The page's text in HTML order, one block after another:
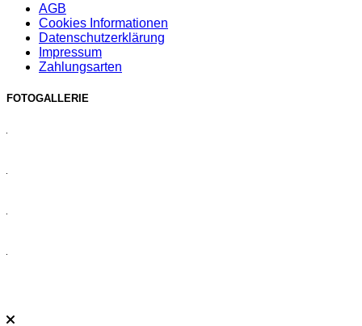
AGB
Cookies Informationen
Datenschutzerklärung
Impressum
Zahlungsarten
FOTOGALLERIE